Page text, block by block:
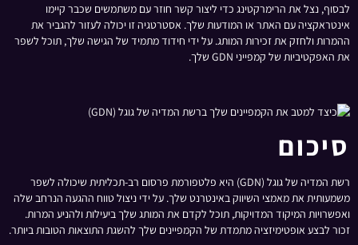
לבסוף, נצל את הרימרקטינג כדי ליצור קשר חוזר עם משתמשים שכבר קיימו
אינטראקציה עם האתר או המודעות שלך. אסטרטגיה זו יכולה לעזור להגביר את
ההמרות ולחזק את זכירות המותג. על ידי חידוד מתמיד של הגישה שלך, תוכל לשפר
את האפקטיביות של קמפייני GDN שלך.
סיכום
רשת המדיה של גוגל (GDN) היא פלטפורמת פרסום רב-תכליתית שיכולה לשפר
משמעותית את מאמצי השיווק באינטרנט שלך. על ידי ניצול טווח ההגעה הנרחב שלה
ואפשרויות המיקוד המדויקות, תוכל לקדם את המותג שלך ביעילות ולהניע המרות.
זכור לבצע אופטימיזציה מתמדת של הקמפיינים שלך להשגת התוצאות הטובות ביותר.